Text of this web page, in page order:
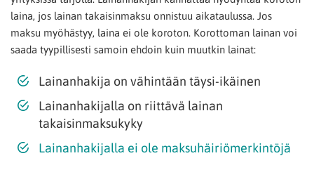
laina, jos lainan takaisinmaksu onnistuu aikataulussa. Jos
maksu myöhästyy, laina ei ole koroton. Korottoman lainan voi
saada tyypillisesti samoin ehdoin kuin muutkin lainat:
Lainanhakija on vähintään täysi-ikäinen
Lainanhakijalla on riittävä lainan
takaisinmaksukyky
Lainanhakijalla ei ole maksuhäiriömerkintöjä